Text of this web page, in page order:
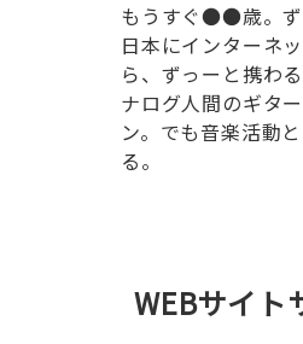
もうすぐ●●歳。ず
日本にインターネ
ら、ずっーと携わ
ナログ人間のギタ
ン。でも音楽活動
る。
WEBサイト